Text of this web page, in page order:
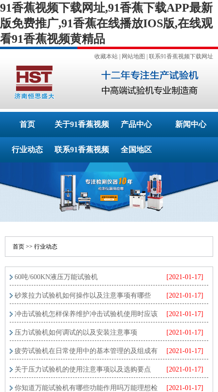
91香蕉视频下载网址,91香蕉下载APP最新
版免费推广,91香蕉在线播放IOS版,在线观
看91香蕉视频黄精品
收藏本站 网站地图 联系91香蕉视频下载网址
首页 关于91香蕉视频
下载网址
产品中心 新闻中心
行业动态 联系91香蕉视频
下载网址
全国地区
首页 >> 行业动态
[2021-01-17]
60吨/600KN液压万能试验机
[2021-01-17]
砂浆拉力试验机如何操作以及注意事项有哪些
[2021-01-17]
冲击试验机怎样保养维护冲击试验机使用时应该
注意什么 [2021-01-17]
压力试验机如何调试的以及安装注意事项
[2021-01-17]
疲劳试验机在日常使用中的基本管理的及组成有
哪些呢 [2021-01-17]
关于压力试验机的使用注意事项以及选购要点
[2021-01-17]
你知道万能试验机有哪些功能作用吗万能理想检